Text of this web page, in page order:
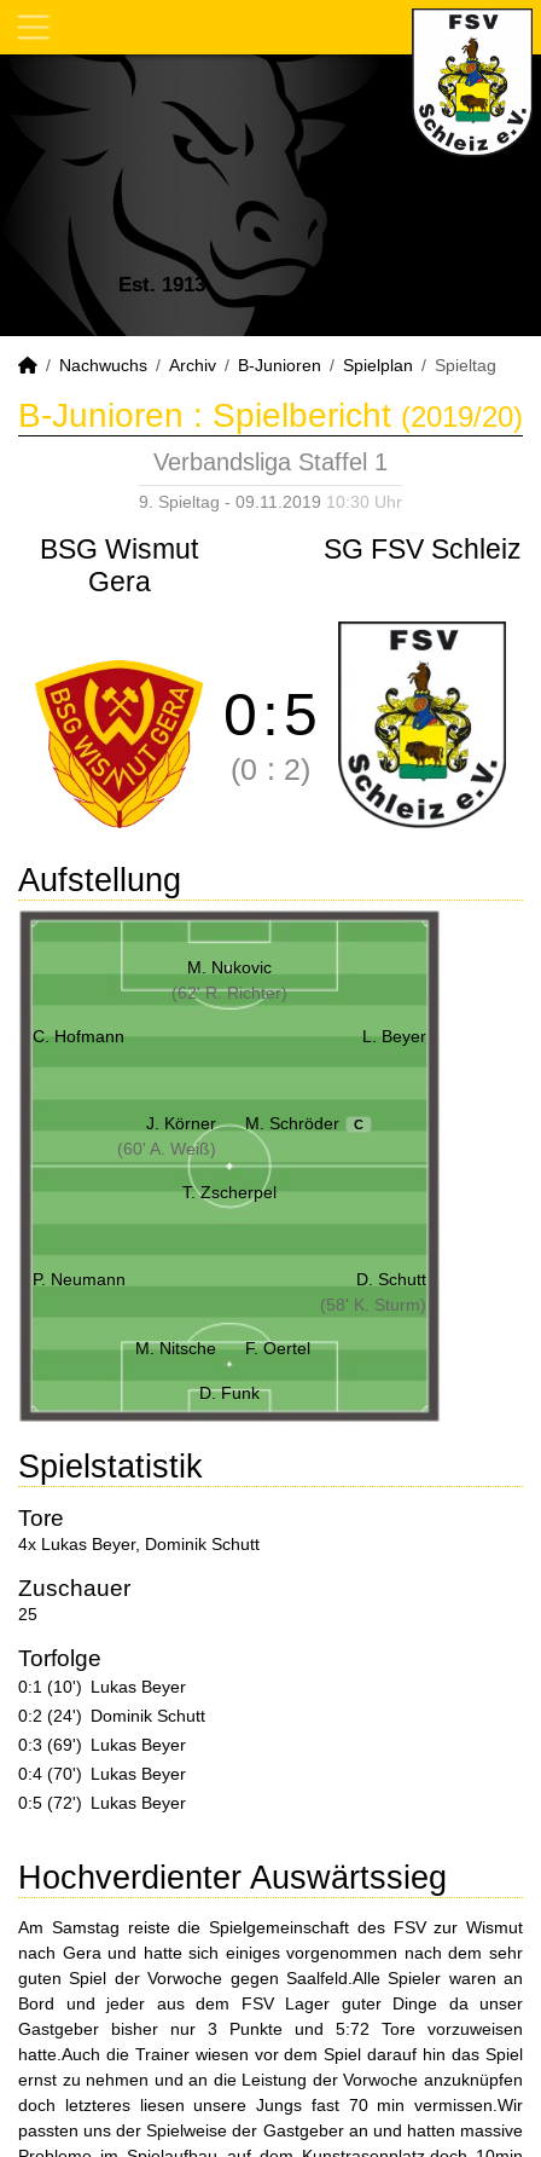
Est. 1913
Nachwuchs Archiv B-Junioren Spielplan Spieltag
B-Junioren : Spielbericht (2019/20)
Verbandsliga Staffel 1
9. Spieltag - 09.11.2019 10:30 Uhr
BSG Wismut
Gera
SG FSV Schleiz
0:5
(0 : 2)
Aufstellung
M. Nukovic
(62' R. Richter)
C. Hofmann L. Beyer
J. Körner
(60' A. Weiß)
M. Schröder C
T. Zscherpel
P. Neumann
D. Schutt
(58' K. Sturm)
M. Nitsche F. Oertel
D. Funk
Spielstatistik
Tore
4x Lukas Beyer, Dominik Schutt
Zuschauer
25
Torfolge
0:1 (10') Lukas Beyer
0:2 (24') Dominik Schutt
0:3 (69') Lukas Beyer
0:4 (70') Lukas Beyer
0:5 (72') Lukas Beyer
Hochverdienter Auswärtssieg
Am Samstag reiste die Spielgemeinschaft des FSV zur Wismut
nach Gera und hatte sich einiges vorgenommen nach dem sehr
guten Spiel der Vorwoche gegen Saalfeld.Alle Spieler waren an
Bord und jeder aus dem FSV Lager guter Dinge da unser
Gastgeber bisher nur 3 Punkte und 5:72 Tore vorzuweisen
hatte.Auch die Trainer wiesen vor dem Spiel darauf hin das Spiel
ernst zu nehmen und an die Leistung der Vorwoche anzuknüpfen
doch letzteres liesen unsere Jungs fast 70 min vermissen.Wir
passten uns der Spielweise der Gastgeber an und hatten massive